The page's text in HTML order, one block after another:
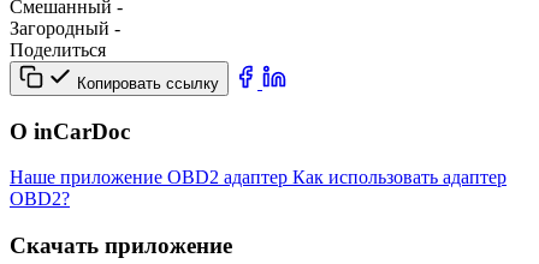
Смешанный -
Загородный -
Поделиться
Копировать ссылку
О inCarDoc
Наше приложение OBD2 адаптер Как использовать адаптер
OBD2?
Скачать приложение